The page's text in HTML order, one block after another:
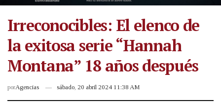
Irreconocibles: El elenco de
la exitosa serie “Hannah
Montana” 18 años después
porAgencias sábado, 20 abril 2024 11:38 AM